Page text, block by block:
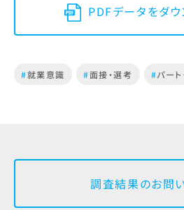
PDFデータをダウ
#就業意識 #面接・選考 #パート
調査結果のお問